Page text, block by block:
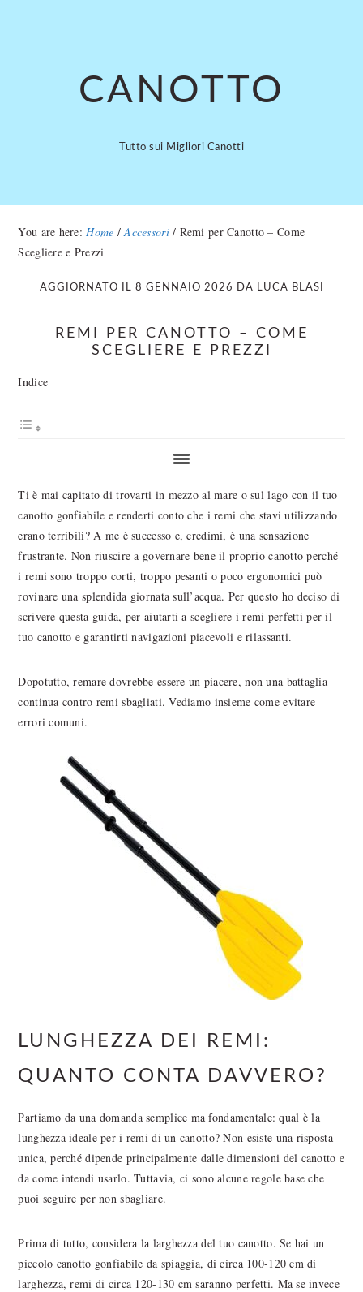
CANOTTO
Tutto sui Migliori Canotti
You are here:Home / Accessori / Remi per Canotto – Come
Scegliere e Prezzi
AGGIORNATO IL 8 GENNAIO 2026 DA LUCA BLASI
REMI PER CANOTTO – COME
SCEGLIERE E PREZZI
Indice
Ti è mai capitato di trovarti in mezzo al mare o sul lago con il tuo
canotto gonfiabile e renderti conto che i remi che stavi utilizzando
erano terribili? A me è successo e, credimi, è una sensazione
frustrante. Non riuscire a governare bene il proprio canotto perché
i remi sono troppo corti, troppo pesanti o poco ergonomici può
rovinare una splendida giornata sull’acqua. Per questo ho deciso di
scrivere questa guida, per aiutarti a scegliere i remi perfetti per il
tuo canotto e garantirti navigazioni piacevoli e rilassanti.
Dopotutto, remare dovrebbe essere un piacere, non una battaglia
continua contro remi sbagliati. Vediamo insieme come evitare
errori comuni.
LUNGHEZZA DEI REMI:
QUANTO CONTA DAVVERO?
Partiamo da una domanda semplice ma fondamentale: qual è la
lunghezza ideale per i remi di un canotto? Non esiste una risposta
unica, perché dipende principalmente dalle dimensioni del canotto e
da come intendi usarlo. Tuttavia, ci sono alcune regole base che
puoi seguire per non sbagliare.
Prima di tutto, considera la larghezza del tuo canotto. Se hai un
piccolo canotto gonfiabile da spiaggia, di circa 100-120 cm di
larghezza, remi di circa 120-130 cm saranno perfetti. Ma se invece